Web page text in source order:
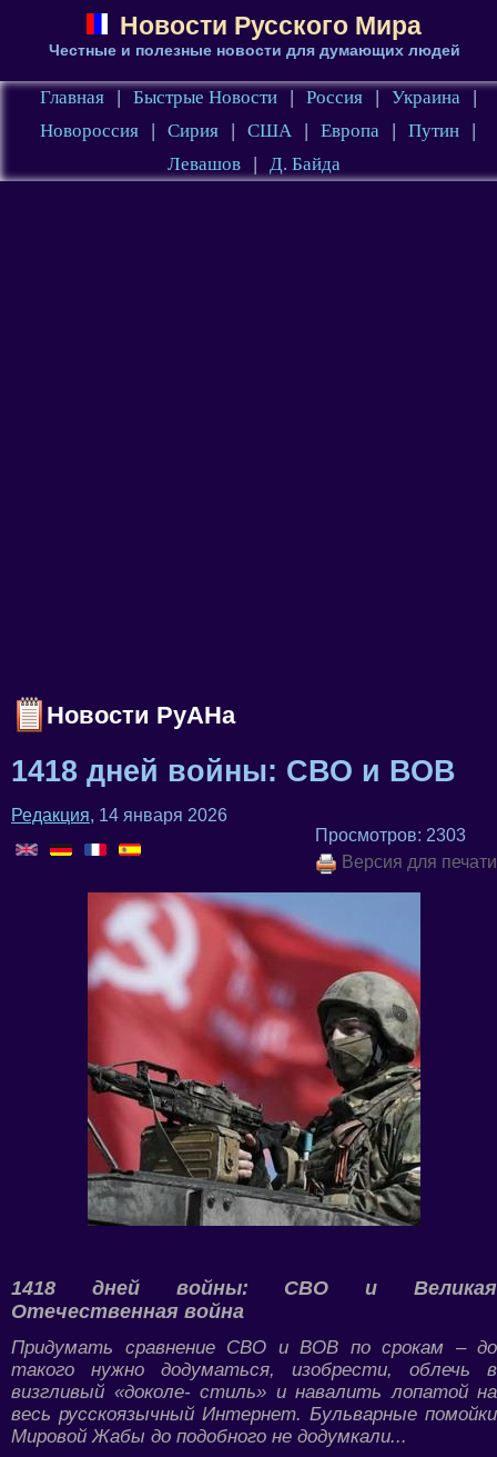
Новости Русского Мира
Честные и полезные новости для думающих людей
Главная | Быстрые Новости | Россия | Украина
|
Новороссия
| Сирия | США | Европа | Путин
|
Левашов
| Д. Байда
Новости РуАНа
1418 дней войны: СВО и ВОВ
Редакция, 14 января 2026
Просмотров: 2303
Версия для печати
1418 дней войны: СВО и Великая
Отечественная война
Придумать сравнение СВО и ВОВ по срокам – до
такого нужно додуматься, изобрести, облечь в
визгливый «доколе- стиль» и навалить лопатой на
весь русскоязычный Интернет. Бульварные помойки
Мировой Жабы до подобного не додумкали...